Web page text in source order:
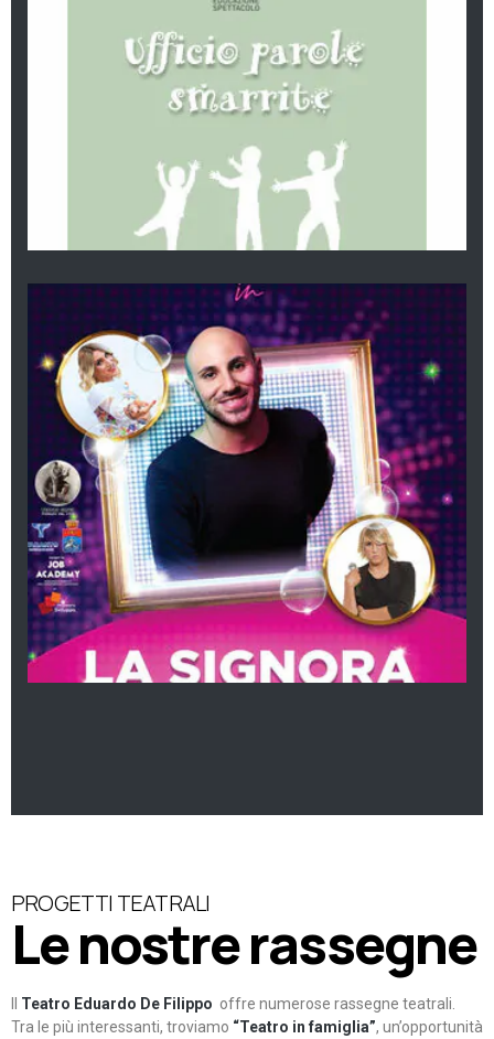
PROGETTI TEATRALI
Le nostre rassegne
Teatro Eduardo De Filippo offre numerose rassegne teatrali.
Tra le più interessanti, troviamo “Teatro in famiglia”, un’opportunità